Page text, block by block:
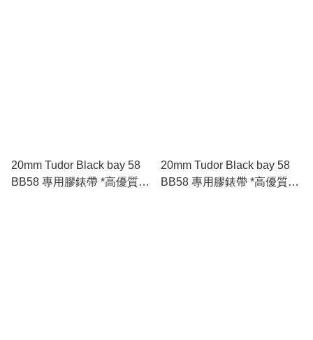
20mm Tudor Black bay 58
BB58 專用膠錶帶 *高優質*
20mm Tudor Black bay 58
BB58 專用膠錶帶 *高優質*